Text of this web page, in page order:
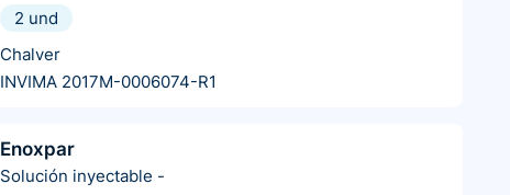
2 und
Chalver
INVIMA 2017M-0006074-R1
Enoxpar
Solución inyectable -